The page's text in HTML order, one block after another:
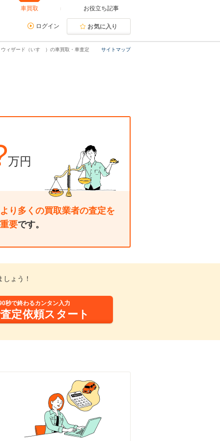
車買取 お役立ち記事
ログイン お気に入り
サイトマップ
ウィザード（いすゞ）の車買取・車査定
万円
より多くの買取業者の査定を
重要です。
ょう！
秒で終わるカンタン入力
定依頼スタート